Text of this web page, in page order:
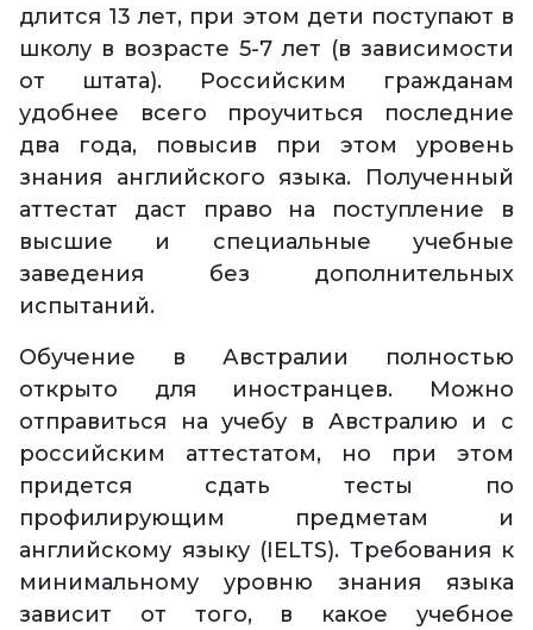
длится 13 лет, при этом дети поступают в
школу в возрасте 5-7 лет (в зависимости
от штата). Российским гражданам
удобнее всего проучиться последние
два года, повысив при этом уровень
знания английского языка. Полученный
аттестат даст право на поступление в
высшие и специальные учебные
заведения без дополнительных
испытаний.
Обучение в Австралии полностью
открыто для иностранцев. Можно
отправиться на учебу в Австралию и с
российским аттестатом, но при этом
придется сдать тесты по
профилирующим предметам и
английскому языку (IELTS). Требования к
минимальному уровню знания языка
зависит от того, в какое учебное